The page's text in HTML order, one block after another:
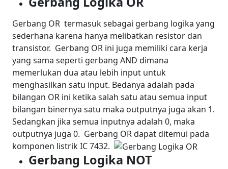
Gerbang OR termasuk sebagai gerbang logika yang
sederhana karena hanya melibatkan resistor dan
transistor. Gerbang OR ini juga memiliki cara kerja
yang sama seperti gerbang AND dimana
memerlukan dua atau lebih input untuk
menghasilkan satu input. Bedanya adalah pada
bilangan OR ini ketika salah satu atau semua input
bilangan binernya satu maka outputnya juga akan 1.
Sedangkan jika semua inputnya adalah 0, maka
outputnya juga 0. Gerbang OR dapat ditemui pada
komponen listrik IC 7432.
Gerbang Logika NOT